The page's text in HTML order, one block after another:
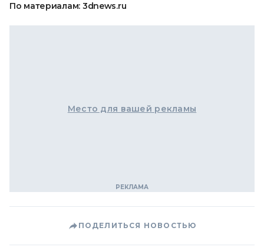
По материалам: 3dnews.ru
Место для вашей рекламы
ПОДЕЛИТЬСЯ НОВОСТЬЮ